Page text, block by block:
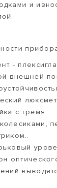
и
-
внешней
с тремя